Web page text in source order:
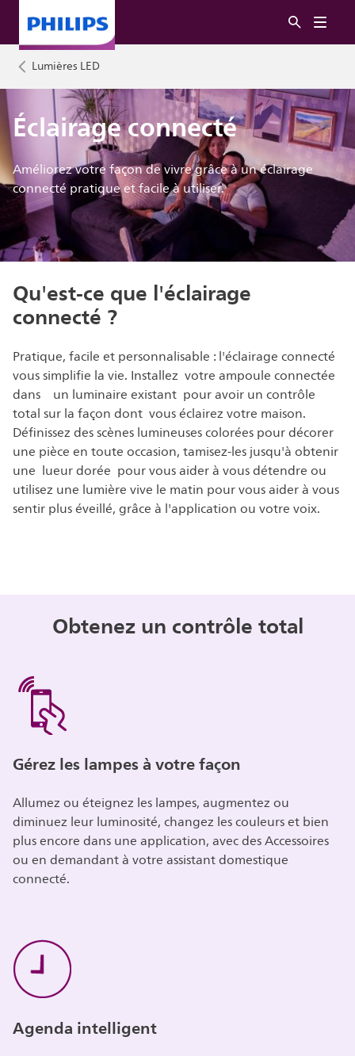
Lumières LED
Éclairage connecté
Améliorez votre façon de vivre grâce à un éclairage
connecté pratique et facile à utiliser.
Qu'est-ce que l'éclairage
connecté ?
Pratique, facile et personnalisable : l'éclairage connecté
vous simplifie la vie. Installez votre ampoule connectée
dans un luminaire existant pour avoir un contrôle
total sur la façon dont vous éclairez votre maison.
Définissez des scènes lumineuses colorées pour décorer
une pièce en toute occasion, tamisez-les jusqu'à obtenir
une lueur dorée pour vous aider à vous détendre ou
utilisez une lumière vive le matin pour vous aider à vous
sentir plus éveillé, grâce à l'application ou votre voix.
Obtenez un contrôle total
Gérez les lampes à votre façon
Allumez ou éteignez les lampes, augmentez ou
diminuez leur luminosité, changez les couleurs et bien
plus encore dans une application, avec des Accessoires
ou en demandant à votre assistant domestique
connecté.
Agenda intelligent